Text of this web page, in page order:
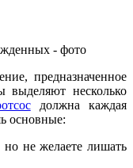
предназначенное
выделяют несколько
должна каждая
основные:
не желаете лишать